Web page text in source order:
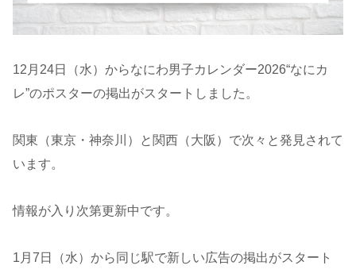
12月24日（水）からなにわ男子カレンダー2026“なにカ
レ”のポスターの掲出がスタートしました。
関東（東京・神奈川）と関西（大阪）で次々と発見されて
います。
情報が入り次第更新中です。
1月7日（水）から同じ駅で新しい広告の掲出がスタート